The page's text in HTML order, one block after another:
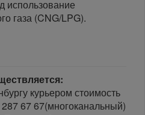
использование
газа (CNG/LPG).
курьером стоимость
67 67(многоканальный)